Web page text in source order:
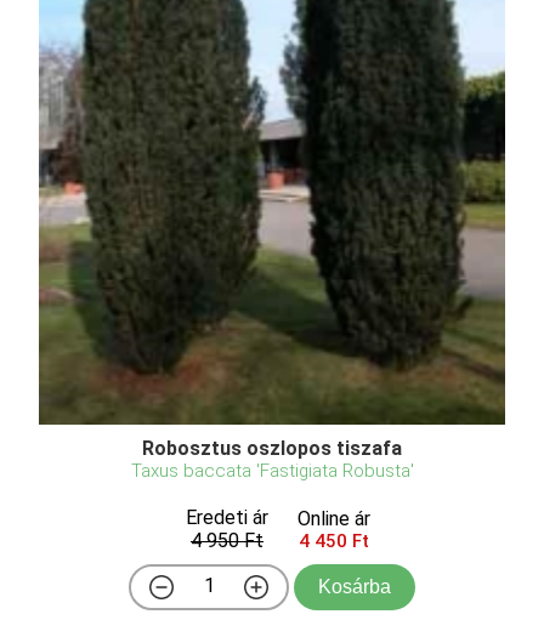
Robosztus oszlopos tiszafa
Taxus baccata 'Fastigiata Robusta'
Eredeti ár
4 950 Ft
Online ár
4 450 Ft
Kosárba